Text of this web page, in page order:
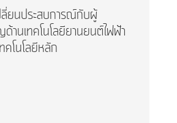
ลี่ยนประสบการณ์กับผู้
ด้านเทคโนโลยียานยนต์ไฟฟ้า
คโนโลยีหลัก